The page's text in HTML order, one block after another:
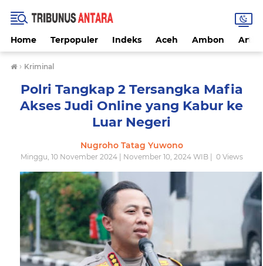
Home Terpopuler Indeks Aceh Ambon
› Kriminal
Polri Tangkap 2 Tersangka Mafia
Akses Judi Online yang Kabur ke
Luar Negeri
Nugroho Tatag Yuwono
Minggu, 10 November 2024 | November 10, 2024 WIB | 0Views